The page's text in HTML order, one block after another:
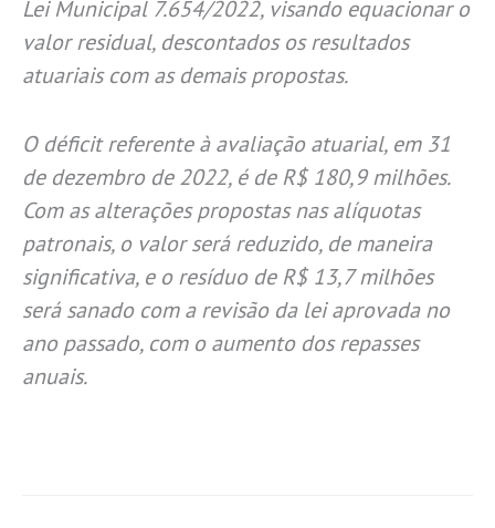
Lei Municipal 7.654/2022, visando equacionar o
valor residual, descontados os resultados
atuariais com as demais propostas.
O déficit referente à avaliação atuarial, em 31
de dezembro de 2022, é de R$ 180,9 milhões.
Com as alterações propostas nas alíquotas
patronais, o valor será reduzido, de maneira
significativa, e o resíduo de R$ 13,7 milhões
será sanado com a revisão da lei aprovada no
ano passado, com o aumento dos repasses
anuais.